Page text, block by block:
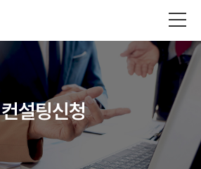
컨설팅신청